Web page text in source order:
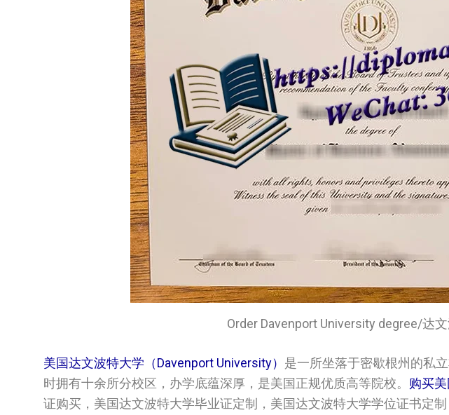
Order Davenport University degree/达
美国达文波特大学（Davenport University） 是一所坐落于密歇根州的私
时拥有十余所分校区，办学底蕴深厚，是美国正规优质高等院校。 购买
证购买，美国‌达文波特大学毕业证定制，美国‌达文波特大学学位证书定